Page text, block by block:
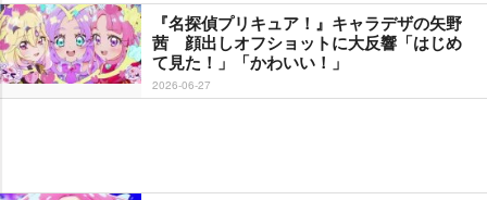
『名探偵プリキュア！』キャラデザの矢野
茜 顔出しオフショットに大反響「はじめ
て見た！」「かわいい！」
2026-06-27